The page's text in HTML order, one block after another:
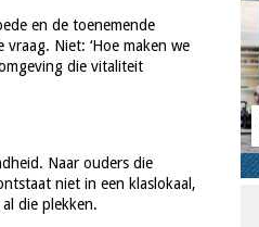
en de toenemende
Niet: ‘Hoe maken we
die vitaliteit
Naar ouders die
niet in een klaslokaal,
die plekken.